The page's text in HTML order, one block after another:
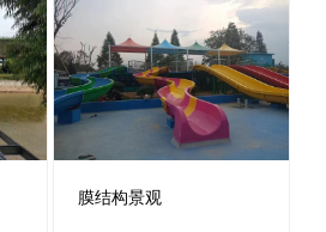
膜结构景观